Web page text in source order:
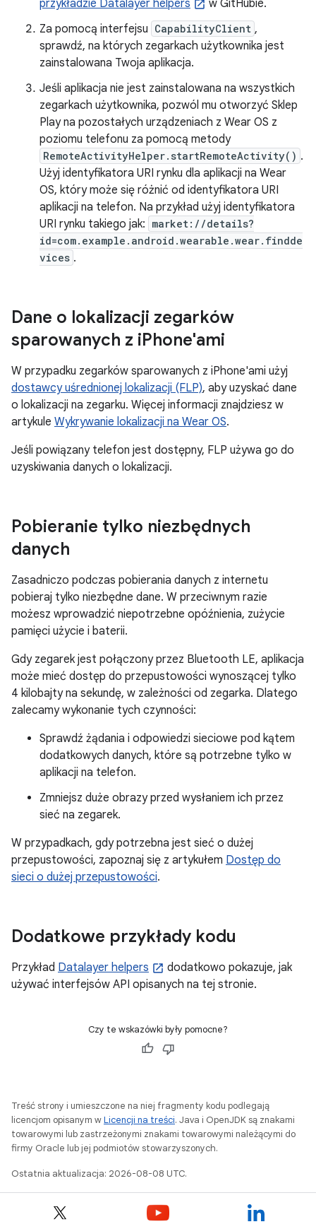
przykładzie Datalayer helpers
w GitHubie.
Za pomocą interfejsu CapabilityClient ,
sprawdź, na których zegarkach użytkownika jest
zainstalowana Twoja aplikacja.
Jeśli aplikacja nie jest zainstalowana na wszystkich
zegarkach użytkownika, pozwól mu otworzyć Sklep
Play na pozostałych urządzeniach z Wear OS z
poziomu telefonu za pomocą metody
RemoteActivityHelper.startRemoteActivity() .
Użyj identyfikatora URI rynku dla aplikacji na Wear
OS, który może się różnić od identyfikatora URI
aplikacji na telefon. Na przykład użyj identyfikatora
URI rynku takiego jak: market://details?
id=com.example.android.wearable.wear.findde
vices .
Dane o lokalizacji zegarków
sparowanych z iPhone'ami
W przypadku zegarków sparowanych z iPhone'ami użyj
dostawcy uśrednionej lokalizacji (FLP), aby uzyskać dane
o lokalizacji na zegarku. Więcej informacji znajdziesz w
artykule Wykrywanie lokalizacji na Wear OS.
Jeśli powiązany telefon jest dostępny, FLP używa go do
uzyskiwania danych o lokalizacji.
Pobieranie tylko niezbędnych
danych
Zasadniczo podczas pobierania danych z internetu
pobieraj tylko niezbędne dane. W przeciwnym razie
możesz wprowadzić niepotrzebne opóźnienia, zużycie
pamięci użycie i baterii.
Gdy zegarek jest połączony przez Bluetooth LE, aplikacja
może mieć dostęp do przepustowości wynoszącej tylko
4 kilobajty na sekundę, w zależności od zegarka. Dlatego
zalecamy wykonanie tych czynności:
Sprawdź żądania i odpowiedzi sieciowe pod kątem
dodatkowych danych, które są potrzebne tylko w
aplikacji na telefon.
Zmniejsz duże obrazy przed wysłaniem ich przez
sieć na zegarek.
W przypadkach, gdy potrzebna jest sieć o dużej
przepustowości, zapoznaj się z artykułem Dostęp do
sieci o dużej przepustowości.
Dodatkowe przykłady kodu
Przykład Datalayer helpers
dodatkowo pokazuje, jak
używać interfejsów API opisanych na tej stronie.
Czy te wskazówki były pomocne?
Treść strony i umieszczone na niej fragmenty kodu podlegają
licencjom opisanym wLicencji na treści. Java i OpenJDK są znakami
towarowymi lub zastrzeżonymi znakami towarowymi należącymi do
firmy Oracle lub jej podmiotów stowarzyszonych.
Ostatnia aktualizacja: 2026-08-08 UTC.